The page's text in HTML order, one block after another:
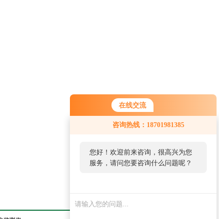
在线交流
咨询热线：18701981385
您好！欢迎前来咨询，很高兴为您
服务，请问您要咨询什么问题呢？